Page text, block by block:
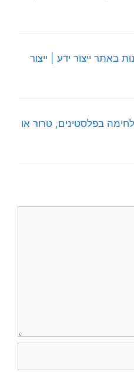
באתר ייצור ידע | ייצור
בפלסטינים, טרור או